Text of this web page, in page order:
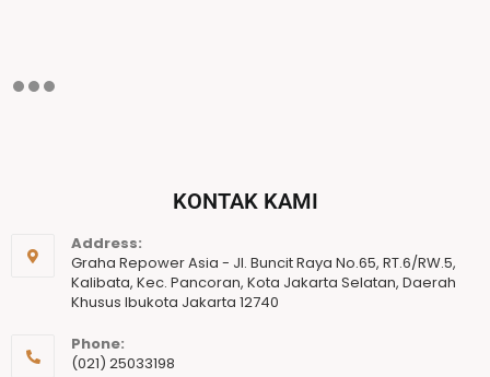
KONTAK KAMI
Address:
Graha Repower Asia - Jl. Buncit Raya No.65, RT.6/RW.5,
Kalibata, Kec. Pancoran, Kota Jakarta Selatan, Daerah
Khusus Ibukota Jakarta 12740
Phone:
(021) 25033198